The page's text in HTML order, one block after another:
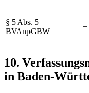
§ 5 Abs. 5
BVAnpGBW
−
10.
in Baden-